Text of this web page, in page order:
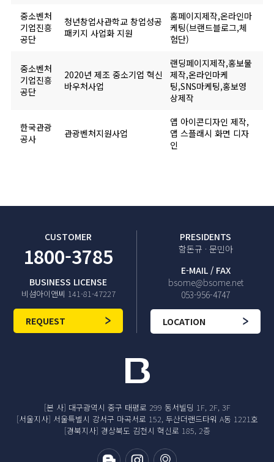
중소벤처
기업진흥
공단
청년창업사관학교 창업성공
패키지 사업화 지원
홈페이지제작,온라인마
케팅(브랜드블로그,체
험단)
중소벤처
기업진흥
공단
2020년 제조 중소기업 혁신
바우처사업
랜딩페이지제작,홍보물
제작,온라인마케
팅,SNS마케팅,홍보영
상제작
한국관광
공사
관광벤처지원사업
앱 아이콘디자인 제작,
앱 스플래시 화면 디자
인
CUSTOMER
1800-3785
BUSINESS LICENSE
비섬아이앤씨 141-81-47227
REQUEST
PRESIDENTS
함돈규 · 문민아
E-MAIL / FAX
bsome@bsome.net
053-956-4747
LOCATION
[본 사] 대구광역시 중구 태평로 299 동서빌딩 1F, 2F, 3F
[서울지사] 서울특별시 강서구 마곡서로 152, 두산더랜드타워 A동 1221호
[경북지사] 경상북도 김천시 혁신로 185, 2층